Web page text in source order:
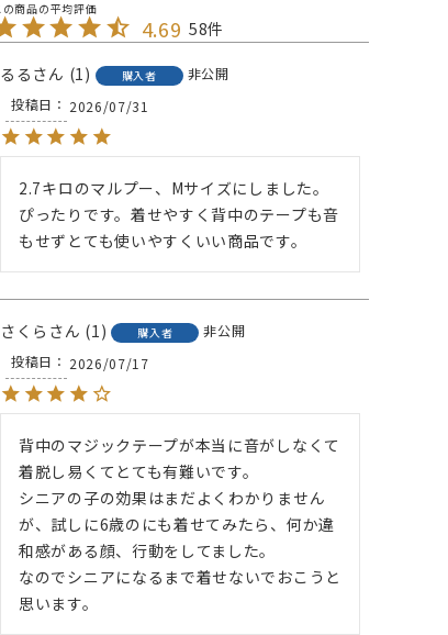
4.69 58
るる 1 購入者
非公開
投稿日
2026/07/31
2.7キロのマルプー、Mサイズにしました。
ぴったりです。着せやすく背中のテープも音
もせずとても使いやすくいい商品です。
さくら 1 購入者
非公開
投稿日
2026/07/17
背中のマジックテープが本当に音がしなくて
着脱し易くてとても有難いです。
シニアの子の効果はまだよくわかりません
が、試しに6歳のにも着せてみたら、何か違
和感がある顔、行動をしてました。
なのでシニアになるまで着せないでおこうと